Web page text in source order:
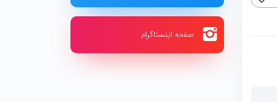
صفحه اینستاگرام